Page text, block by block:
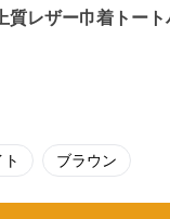
質レザー巾着トート
ブラウン